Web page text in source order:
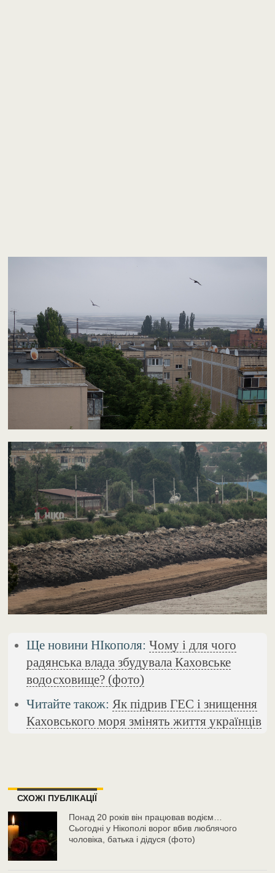
Ще новини НІкополя:Чому і для чого
радянська влада збудувала Каховське
водосховище? (фото)
Читайте також: Як підрив ГЕС і знищення
Каховського моря змінять життя українців
СХОЖІ ПУБЛІКАЦІЇ
Понад 20 років він працював водієм…
Сьогодні у Нікополі ворог вбив люблячого
чоловіка, батька і дідуся (фото)